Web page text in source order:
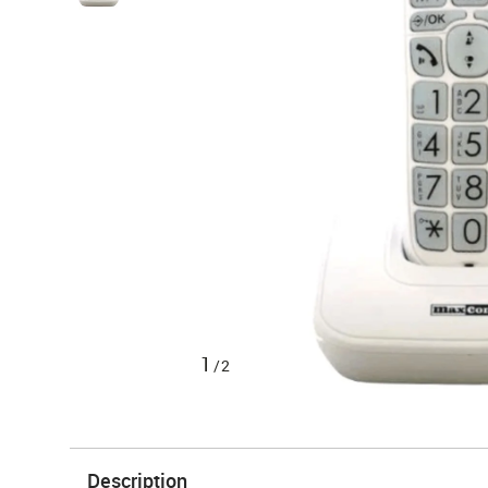
1 /2
Description